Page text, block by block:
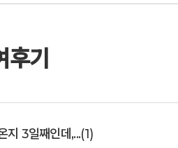
후기
지 3일째인데,...(1)